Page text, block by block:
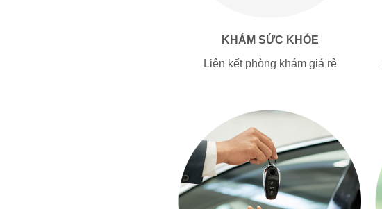
KHÁM SỨC KHỎE
Liên kết phòng khám giá rẻ